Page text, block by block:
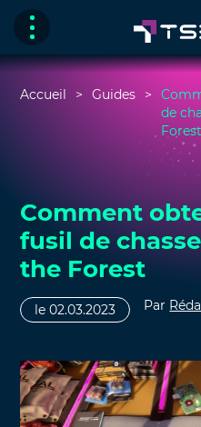
Accueil Guides
de
Forest
Comment
fusil de
the Forest
le 02.03.2023 Par